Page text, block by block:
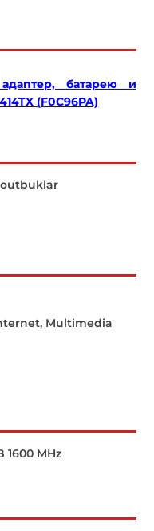
батарею и
(F0C96PA)
Multimedia
1600 MHz